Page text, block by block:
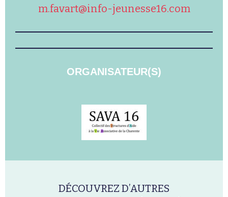
m.favart@info-jeunesse16.com
ORGANISATEUR(S)
DÉCOUVREZ D’AUTRES